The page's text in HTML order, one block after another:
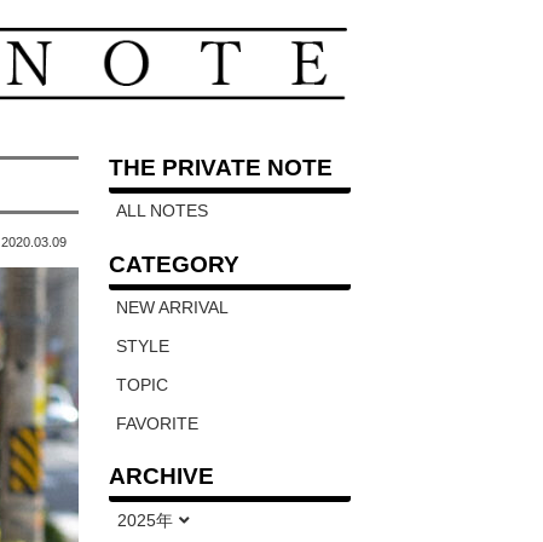
2020.03.09
THE PRIVATE NOTE
ALL NOTES
CATEGORY
NEW ARRIVAL
STYLE
TOPIC
FAVORITE
ARCHIVE
2025年